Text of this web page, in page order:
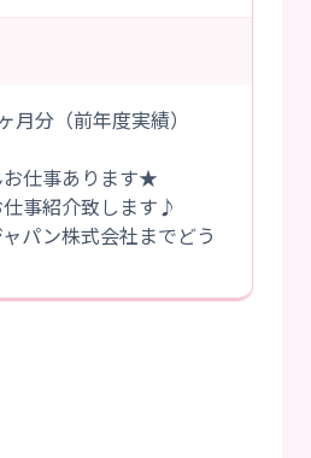
分（前年度実績）
仕事あります★
事紹介致します♪
パン株式会社までどう